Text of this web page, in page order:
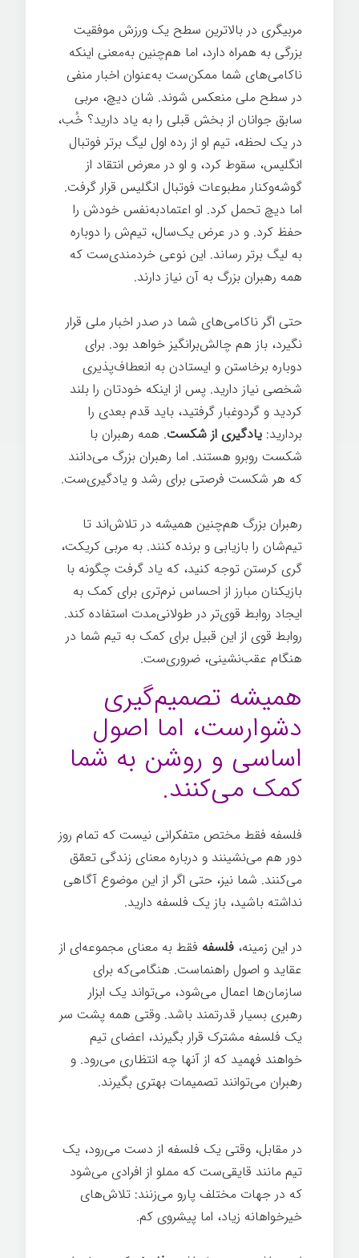
مربیگری در بالاترین سطح یک ورزش موفقیت
بزرگی به همراه دارد، اما هم‌چنین به‌معنی اینکه
ناکامی‌های شما ممکن‌ست به‌عنوان اخبار منفی
در سطح ملی منعکس ‌شوند. شان دیچ، مربی
سابق جوانان از بخش قبلی را به یاد دارید؟ خُب،
در یک لحظه، تیم او از رده اول لیگ برتر فوتبال
انگلیس، سقوط کرد، و او در معرض انتقاد از
گوشه‌وکنار مطبوعات فوتبال انگلیس قرار گرفت.
اما دیچ تحمل کرد. او اعتمادبه‌نفس خودش را
حفظ کرد. و در عرض یک‌سال، تیم‌ش را دوباره
به لیگ برتر رساند. این نوعی خردمندی‌ست که
همه رهبران بزرگ به آن نیاز دارند.
حتی اگر ناکامی‌های شما در صدر اخبار ملی قرار
نگیرد، باز هم چالش‌برانگیز خواهد بود. برای
دوباره برخاستن و ایستادن به انعطاف‌پذیری
شخصی نیاز دارید. پس از اینکه خودتان را بلند
کردید و گردوغبار گرفتید، باید قدم بعدی را
بردارید: یادگیری از شکست. همه رهبران با
شکست روبرو هستند. اما رهبران بزرگ می‌دانند
که هر شکست فرصتی برای رشد و یادگیری‌ست.
رهبران بزرگ هم‌چنین همیشه در تلاش‌اند تا
تیم‌شان را بازیابی و برنده کنند. به مربی کریکت،
گری کرستن توجه کنید، که یاد گرفت چگونه با
بازیکنان مبارز از احساس نرم‌تری برای کمک به
ایجاد روابط قوی‌تر در طولانی‌مدت استفاده کند.
روابط قوی از این قبیل برای کمک به تیم شما در
هنگام عقب‌نشینی، ضروری‌ست.
همیشه تصمیم‌گیری
دشوارست، اما اصول
اساسی و روشن به شما
کمک می‌کنند.
فلسفه فقط مختص متفکرانی نیست که تمام روز
دور هم می‌نشینند و درباره معنای زندگی تعمّق
می‌کنند. شما نیز، حتی اگر از این موضوع آگاهی
نداشته باشید، باز یک فلسفه دارید.
در این زمینه، فلسفه فقط به معنای مجموعه‌ای از
عقاید و اصول راهنماست. هنگامی‌که برای
سازمان‌ها اعمال می‌شود، می‌تواند یک ابزار
رهبری بسیار قدرتمند باشد. وقتی همه پشت سر
یک فلسفه مشترک قرار بگیرند، اعضای تیم
خواهند فهمید که از آنها چه انتظاری می‌رود. و
رهبران می‌توانند تصمیمات بهتری بگیرند.
در مقابل، وقتی یک فلسفه از دست می‌رود، یک
تیم مانند قایقی‌ست که مملو از افرادی می‌شود
که در جهات مختلف پارو می‌زنند: تلاش‌های
خیرخواهانه زیاد، اما پیشروی کم.